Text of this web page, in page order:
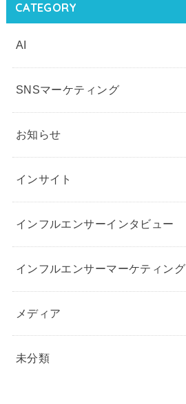
CATEGORY
AI
SNSマーケティング
お知らせ
インサイト
インフルエンサーインタビュー
インフルエンサーマーケティング
メディア
未分類